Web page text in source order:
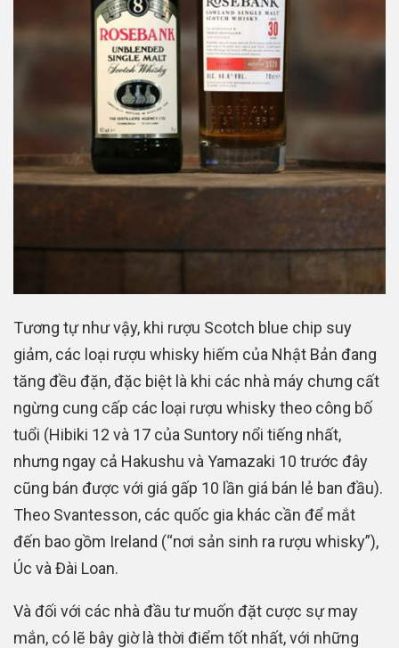
Tương tự như vậy, khi rượu Scotch blue chip suy
giảm, các loại rượu whisky hiếm của Nhật Bản đang
tăng đều đặn, đặc biệt là khi các nhà máy chưng cất
ngừng cung cấp các loại rượu whisky theo công bố
tuổi (Hibiki 12 và 17 của Suntory nổi tiếng nhất,
nhưng ngay cả Hakushu và Yamazaki 10 trước đây
cũng bán được với giá gấp 10 lần giá bán lẻ ban đầu).
Theo Svantesson, các quốc gia khác cần để mắt
đến bao gồm Ireland (“nơi sản sinh ra rượu whisky”),
Úc và Đài Loan.
Và đối với các nhà đầu tư muốn đặt cược sự may
mắn, có lẽ bây giờ là thời điểm tốt nhất, với những